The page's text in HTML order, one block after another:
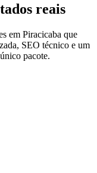
reais
em Piracicaba que
SEO técnico e um
pacote.